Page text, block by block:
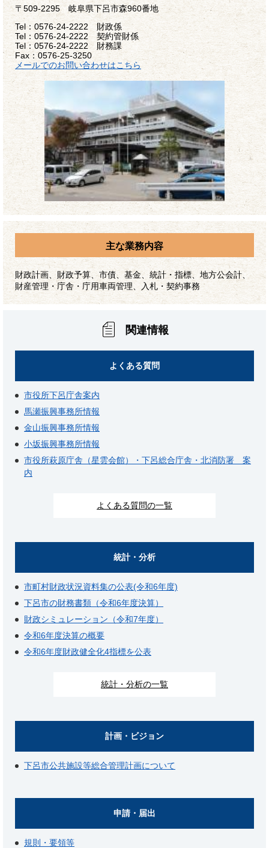
〒509-2295 岐阜県下呂市森960番地
Tel：0576-24-2222 財政係
Tel：0576-24-2222 契約管財係
Tel：0576-24-2222 財務課
Fax：0576-25-3250
メールでのお問い合わせはこちら
主な業務内容
財政計画、財政予算、市債、基金、統計・指標、地方公会計、
財産管理・庁舎・庁用車両管理、入札・契約事務
関連情報
よくある質問
市役所下呂庁舎案内
馬瀬振興事務所情報
金山振興事務所情報
小坂振興事務所情報
市役所萩原庁舎（星雲会館）・下呂総合庁舎・北消防署 案
内
よくある質問の一覧
統計・分析
市町村財政状況資料集の公表(令和6年度)
下呂市の財務書類（令和6年度決算）
財政シミュレーション（令和7年度）
令和6年度決算の概要
令和6年度財政健全化4指標を公表
統計・分析の一覧
計画・ビジョン
下呂市公共施設等総合管理計画について
申請・届出
規則・要領等